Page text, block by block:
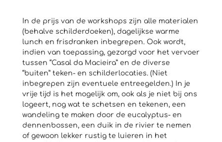
In de prijs van de workshops zijn alle materialen
(behalve schilderdoeken), dagelijkse warme
lunch en frisdranken inbegrepen. Ook wordt,
indien van toepassing, gezorgd voor het vervoer
tussen “Casal da Macieira” en de diverse
“buiten” teken- en schilderlocaties. (Niet
inbegrepen zijn eventuele entreegelden.) In je
vrije tijd is het mogelijk om, ook als je niet bij ons
logeert, nog wat te schetsen en tekenen, een
wandeling te maken door de eucalyptus- en
dennenbossen, een duik in de rivier te nemen
of gewoon lekker rustig te luieren in het